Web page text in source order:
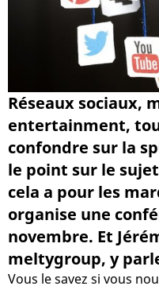
Réseaux sociaux,
entertainment,
confondre sur la
le point sur le
cela a pour les
organise une
novembre. Et
meltygroup, y
Vous le savez si vous